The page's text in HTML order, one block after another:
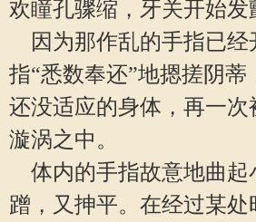
欢瞳孔骤缩，牙关开始
因为那作乱的手指已经
指“悉数奉还”地摁搓阴蒂
还没适应的身体，再一次
漩涡之中。
体内的手指故意地曲起
蹭，又抻平。在经过某处